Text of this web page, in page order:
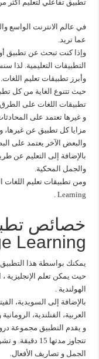
تطبيق تفاعلي لتعليم أكثر من 30
في عالم الانترنت الواسع
عما تريد.
وإذا كنت تبحث عن تطبيق
التطبيقات التعليمية.
وأبرز تطبيقات تعليم اللغات.
حيث تتنوع الغاية من كل
تطبيقات اللغات على الطرق
و غيرها تعتمد على
مزايا كل تطبيق عن غيرها،
والبعض الآخر يعتمد على
بالإضافة إلى التعليم عن
والجمل المحكية.
Learning .
Learning :
يمكنك بواسطة هذا التطبيق تعلم 34 لغة بطريقة
حيث يمكن تعلم الإنجليزية ،
الهولندية .
بالإضافة إلى السويدية،
العربية، الفنلندية،
و يقدم التطبيق مجموعة
تتجاوز مدتها
الجمل و تصاريف الأفعال.